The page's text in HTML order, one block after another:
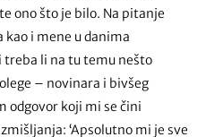
ono što je bilo. Na pitanje
i mene u danima
li na tu temu nešto
– novinara i bivšeg
odgovor koji mi se čini
‘Apsolutno mi je sve